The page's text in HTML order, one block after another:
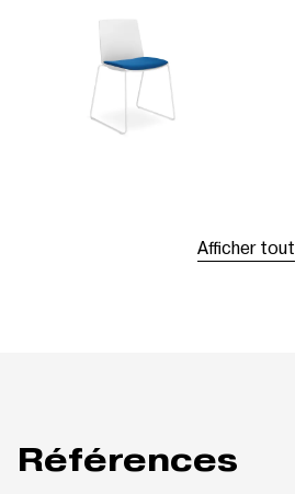
Afficher tout
Références